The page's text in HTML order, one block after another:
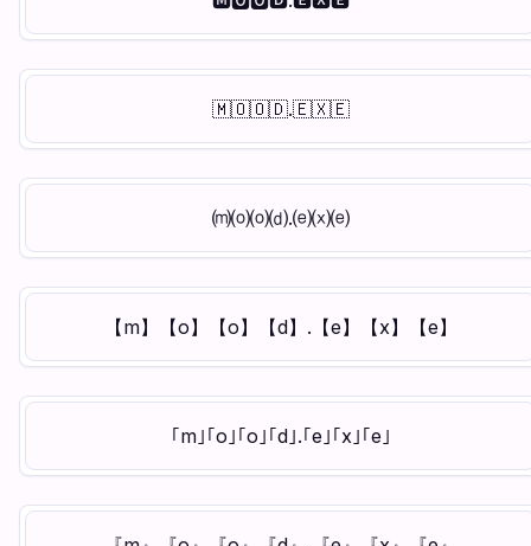
🇲​🇴​🇴​🇩​.🇪​🇽​🇪​
⒨⒪⒪⒟.⒠⒳⒠
【m】【o】【o】【d】.【e】【x】【e】
｢m｣｢o｣｢o｣｢d｣.｢e｣｢x｣｢e｣